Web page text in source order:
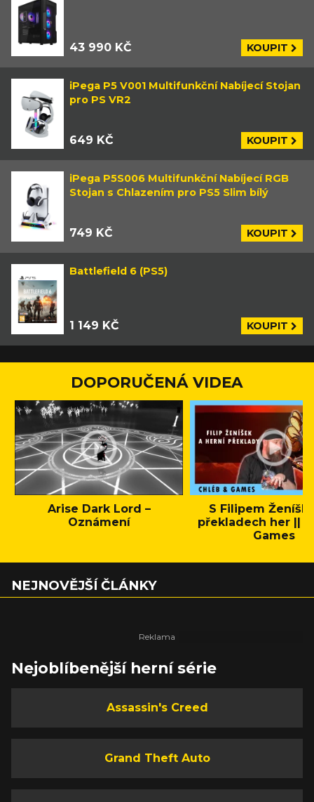
43 990 KČ KOUPIT
iPega P5 V001 Multifunkční Nabíjecí Stojan
pro PS VR2
649 KČ KOUPIT
iPega P5S006 Multifunkční Nabíjecí RGB
Stojan s Chlazením pro PS5 Slim bílý
749 KČ KOUPIT
Battlefield 6 (PS5)
1 149 KČ KOUPIT
DOPORUČENÁ VIDEA
Arise Dark Lord –
Oznámení
S Filipem
překladech her ||
Games
NEJNOVĚJŠÍ ČLÁNKY
Nejoblíbenější herní série
Assassin's Creed
Grand Theft Auto